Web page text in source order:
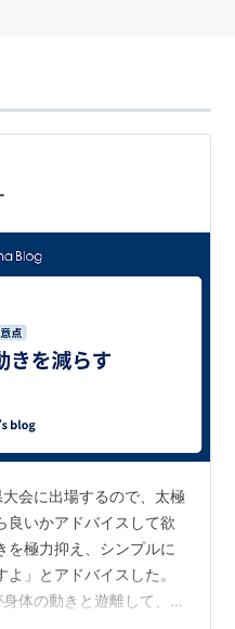
会に出場するので、太極
良いかアドバイスして欲
を極力抑え、シンプルに
」とアドバイスした。
体の動きと遊離して、ペ